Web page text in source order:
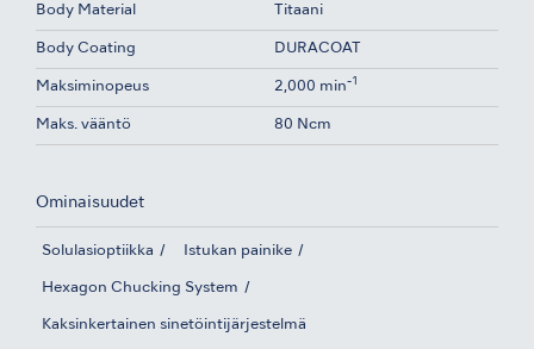
Body Material Titaani
Body Coating DURACOAT
Maksiminopeus 2,000 min-1
Maks. vääntö 80 Ncm
Ominaisuudet
Solulasioptiikka Istukan painike
Hexagon Chucking System
Kaksinkertainen sinetöintijärjestelmä